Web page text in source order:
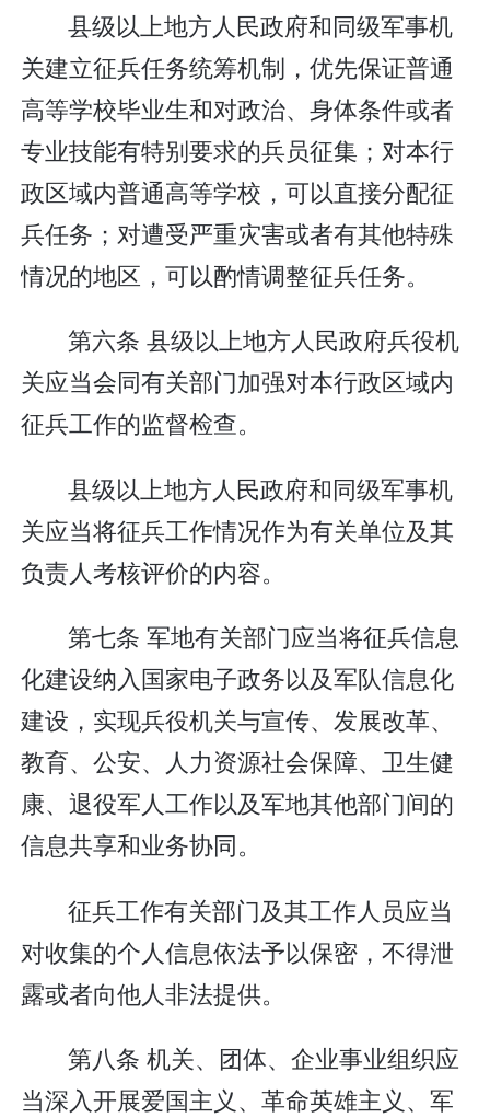
县级以上地方人民政府和同级军事机
关建立征兵任务统筹机制，优先保证普通
高等学校毕业生和对政治、身体条件或者
专业技能有特别要求的兵员征集；对本行
政区域内普通高等学校，可以直接分配征
兵任务；对遭受严重灾害或者有其他特殊
情况的地区，可以酌情调整征兵任务。
第六条 县级以上地方人民政府兵役机
关应当会同有关部门加强对本行政区域内
征兵工作的监督检查。
县级以上地方人民政府和同级军事机
关应当将征兵工作情况作为有关单位及其
负责人考核评价的内容。
第七条 军地有关部门应当将征兵信息
化建设纳入国家电子政务以及军队信息化
建设，实现兵役机关与宣传、发展改革、
教育、公安、人力资源社会保障、卫生健
康、退役军人工作以及军地其他部门间的
信息共享和业务协同。
征兵工作有关部门及其工作人员应当
对收集的个人信息依法予以保密，不得泄
露或者向他人非法提供。
第八条 机关、团体、企业事业组织应
当深入开展爱国主义、革命英雄主义、军